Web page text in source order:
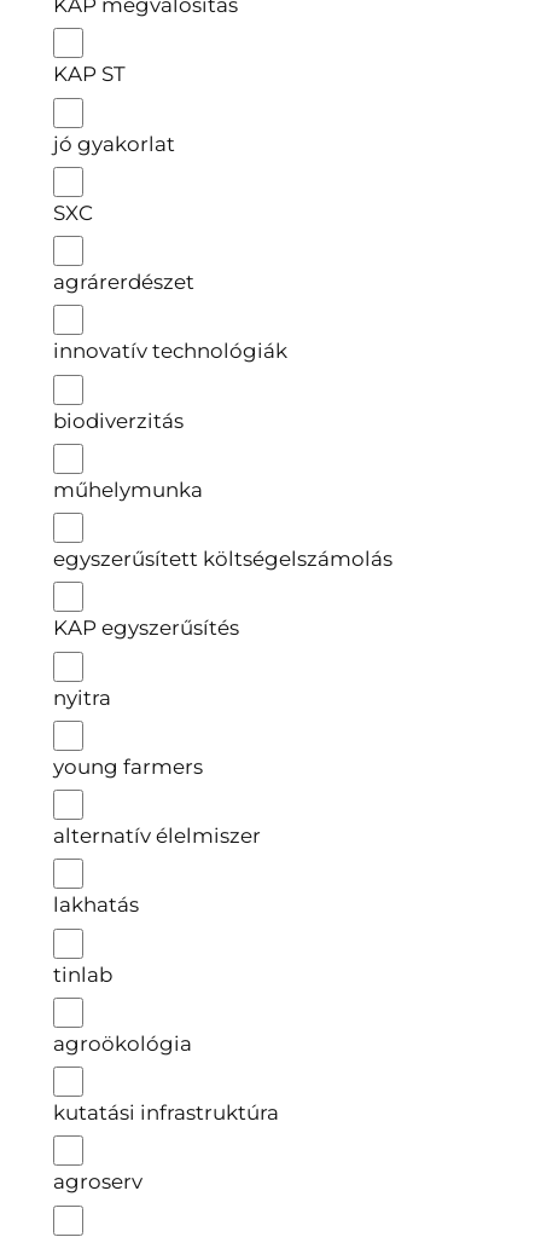
KAP megvalósítás
KAP ST
jó gyakorlat
SXC
agrárerdészet
innovatív technológiák
biodiverzitás
műhelymunka
egyszerűsített költségelszámolás
KAP egyszerűsítés
nyitra
young farmers
alternatív élelmiszer
lakhatás
tinlab
agroökológia
kutatási infrastruktúra
agroserv